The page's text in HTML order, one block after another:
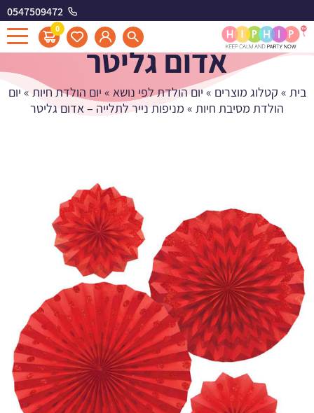
0547509472
0
מניפות נייר לתלייה -
אדום גליטר
בית » קטלוג מוצרים » יום הולדת לפי נושא » יום הולדת חיות » יום
הולדת מסיבת חיות » מניפות נייר לתלייה – אדום גליטר